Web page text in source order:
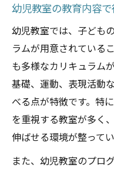
幼児教室の教育内容
幼児教室では、子ども
ラムが用意されている
も多様なカリキュラム
基礎、運動、表現活動
べる点が特徴です。特
を重視する教室が多く
伸ばせる環境が整ってい
また、幼児教室のプロ